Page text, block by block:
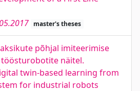
master's theses
põhjal imiteerimise
näitel.
twin-based learning from
for industrial robots